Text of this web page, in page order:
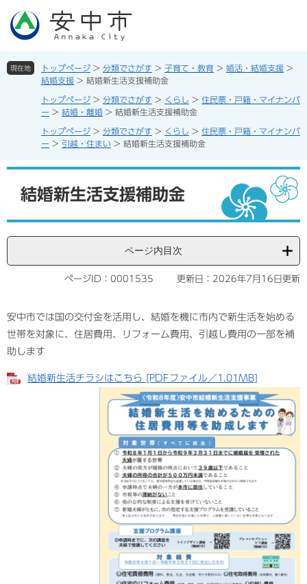
先
を
へ
現在地 トップページ > 分類でさがす > 子育て・教育 > 婚活・結婚支援 >
結婚支援 > 結婚新生活支援補助金
トップページ > 分類でさがす > くらし > 住民票・戸籍・マイナンバ
ー > 結婚・離婚 > 結婚新生活支援補助金
トップページ > 分類でさがす > くらし > 住民票・戸籍・マイナンバ
ー > 引越・住まい > 結婚新生活支援補助金
結婚新生活支援補助金
ページ内目次
ページID：0001535 更新日：2026年7月16日更新
安中市では国の交付金を活用し、結婚を機に市内で新生活を始める
世帯を対象に、住居費用、リフォーム費用、引越し費用の一部を補
助します
結婚新生活チラシはこちら [PDFファイル／1.01MB]